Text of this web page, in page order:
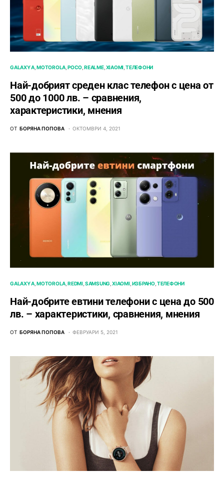
GALAXY A MOTOROLA POCO REALME XIAOMI ТЕЛЕФОНИ
Най-добрият среден клас телефон с цена от
500 до 1000 лв. – сравнения,
характеристики, мнения
ОТ БОРЯНА ПОПОВА ОКТОМВРИ 4, 2021
GALAXY A MOTOROLA REDMI SAMSUNG XIAOMI ИЗБРАНО ТЕЛЕФОНИ
Най-добрите евтини телефони с ценa до 500
лв. – характeристики, сравнения, мнения
ОТ БОРЯНА ПОПОВА ФЕВРУАРИ 5, 2021